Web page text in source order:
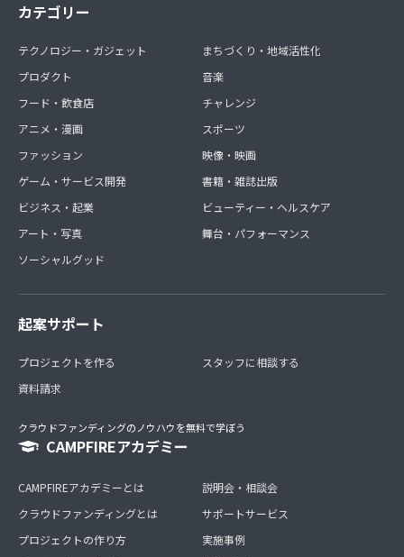
カテゴリー
テクノロジー・ガジェット
プロダクト
フード・飲食店
アニメ・漫画
ファッション
ゲーム・サービス開発
ビジネス・起業
アート・写真
ソーシャルグッド
まちづくり・地域活性化
音楽
チャレンジ
スポーツ
映像・映画
書籍・雑誌出版
ビューティー・ヘルスケア
舞台・パフォーマンス
起案サポート
プロジェクトを作る
資料請求
スタッフに相談する
クラウドファンディングのノウハウを無料で学ぼう
CAMPFIREアカデミー
CAMPFIREアカデミーとは
クラウドファンディングとは
プロジェクトの作り方
説明会・相談会
サポートサービス
実施事例